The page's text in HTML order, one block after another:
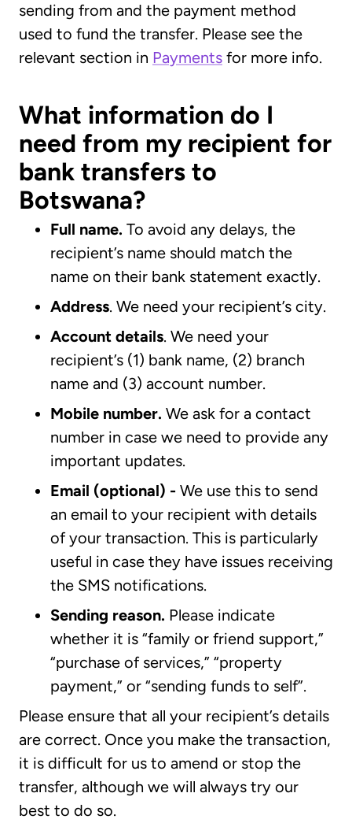
sending from and the payment method
used to fund the transfer. Please see the
relevant section in Payments for more info.
What information do I
need from my recipient for
bank transfers to
Botswana?
Full name. To avoid any delays, the
recipient’s name should match the
name on their bank statement exactly.
Address. We need your recipient’s city.
Account details. We need your
recipient’s (1) bank name, (2) branch
name and (3) account number.
Mobile number. We ask for a contact
number in case we need to provide any
important updates.
Email (optional) - We use this to send
an email to your recipient with details
of your transaction. This is particularly
useful in case they have issues receiving
the SMS notifications.
Sending reason. Please indicate
whether it is “family or friend support,”
“purchase of services,” “property
payment,” or “sending funds to self”.
Please ensure that all your recipient’s details
are correct. Once you make the transaction,
it is difficult for us to amend or stop the
transfer, although we will always try our
best to do so.